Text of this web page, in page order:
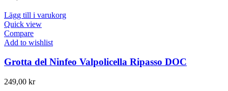
Lägg till i varukorg
Quick view
Compare
Add to wishlist
Grotta del Ninfeo Valpolicella Ripasso DOC
249,00 kr